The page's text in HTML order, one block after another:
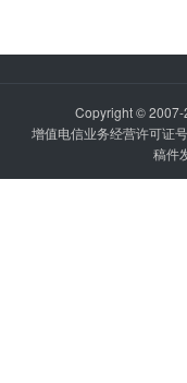
Copyright © 2007-
增值电信业务经营许可证
稿件